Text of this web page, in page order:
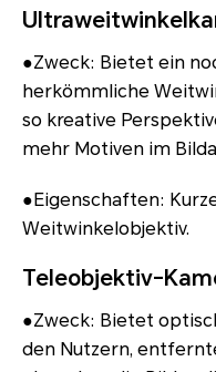
●Zweck: Bietet ein
herkömmliche
so kreative
mehr Motiven im
●Eigenschaften:
Weitwinkelobjektiv.
Teleobjektiv-
●Zweck: Bietet
den Nutzern,